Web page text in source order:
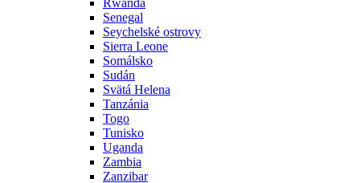
Rwanda
Senegal
Seychelské ostrovy
Sierra Leone
Somálsko
Sudán
Svätá Helena
Tanzánia
Togo
Tunisko
Uganda
Zambia
Zanzibar